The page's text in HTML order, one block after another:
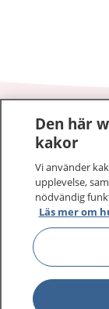
1177–
På 1177.se
sjukdomar
Logga in för
vårdärenden.
1177 ger dig
Den här
kakor
Vi använder
upplevelse,
nödvändig
Läs mer om